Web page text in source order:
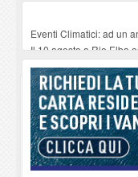
Eventi Climatici: ad un
Il 10 agosto a Rio Elba
Procchio - Straordinario
All’Elba il traghetto non
Alla libreria Mardilibri